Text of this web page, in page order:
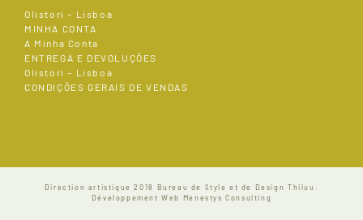
Olistori – Lisboa
MINHA CONTA
A Minha Conta
ENTREGA E DEVOLUÇÕES
Olistori – Lisboa
CONDIÇÕES GERAIS DE VENDAS
Direction artistique 2018 Bureau de Style et de Design Thiluu.
Développement Web Menestys Consulting